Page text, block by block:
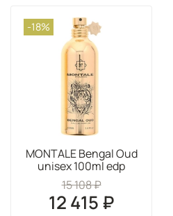
-18%
MONTALE Bengal Oud
unisex 100ml edp
15 108 ₽
12 415 ₽